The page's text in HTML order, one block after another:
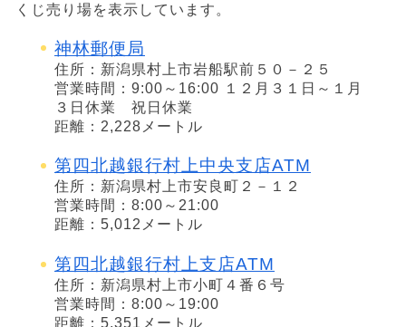
くじ売り場を表示しています。
神林郵便局
住所：新潟県村上市岩船駅前５０－２５
営業時間：9:00～16:00 １２月３１日～１月
３日休業 祝日休業
距離：2,228メートル
第四北越銀行村上中央支店ATM
住所：新潟県村上市安良町２－１２
営業時間：8:00～21:00
距離：5,012メートル
第四北越銀行村上支店ATM
住所：新潟県村上市小町４番６号
営業時間：8:00～19:00
距離：5,351メートル